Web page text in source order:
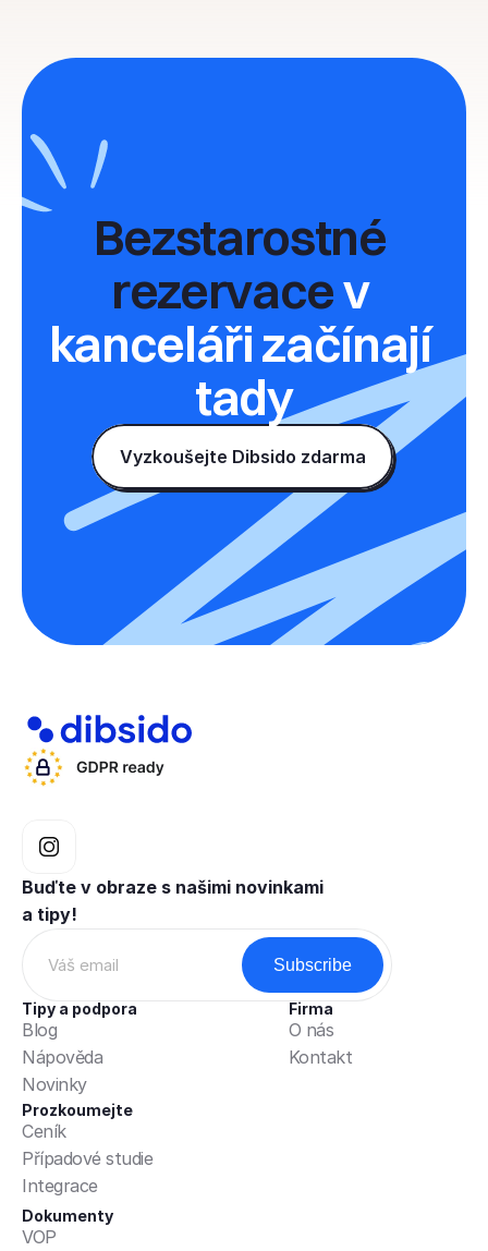
Bezstarostné
rezervace v
kanceláři začínají
tady
Vyzkoušejte Dibsido zdarma
Tipy a podpora
Blog
Nápověda
Novinky
Firma
O nás
Kontakt
Buďte v obraze s našimi novinkami
a tipy!
Prozkoumejte
Ceník
Případové studie
Integrace
Dokumenty
VOP